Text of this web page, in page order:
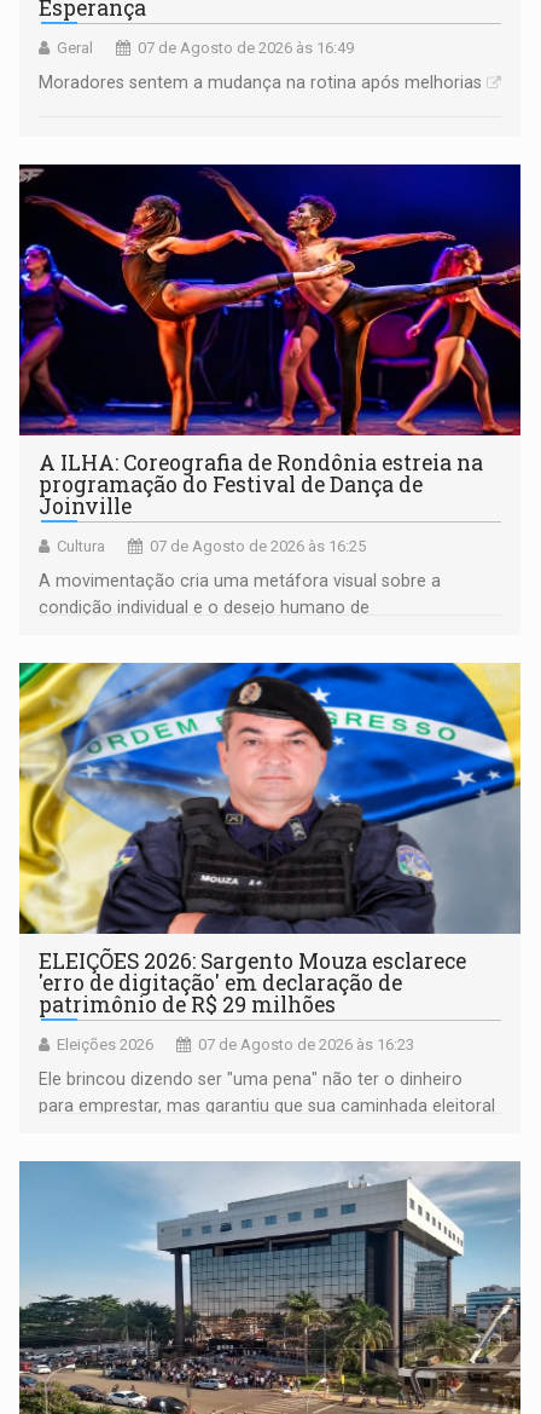
Esperança
Geral 07 de Agosto de 2026 às 16:49
Moradores sentem a mudança na rotina após melhorias
A ILHA: Coreografia de Rondônia estreia na
programação do Festival de Dança de
Joinville
Cultura 07 de Agosto de 2026 às 16:25
A movimentação cria uma metáfora visual sobre a
condição individual e o desejo humano de
ELEIÇÕES 2026: Sargento Mouza esclarece
'erro de digitação' em declaração de
patrimônio de R$ 29 milhões
Eleições 2026 07 de Agosto de 2026 às 16:23
Ele brincou dizendo ser "uma pena" não ter o dinheiro
para emprestar, mas garantiu que sua caminhada eleitoral